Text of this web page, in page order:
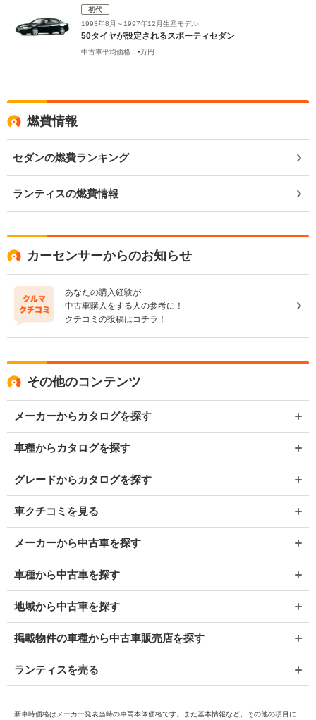
初代
1993年8月～1997年12月生産モデル
50タイヤが設定されるスポーティセダン
中古車平均価格： -万円
燃費情報
セダンの燃費ランキング
ランティスの燃費情報
カーセンサーからのお知らせ
あなたの購入経験が
中古車購入をする人の参考に！
クチコミの投稿はコチラ！
その他のコンテンツ
メーカーからカタログを探す
車種からカタログを探す
グレードからカタログを探す
車クチコミを見る
メーカーから中古車を探す
車種から中古車を探す
地域から中古車を探す
掲載物件の車種から中古車販売店を探す
ランティスを売る
新車時価格はメーカー発表当時の車両本体価格です。また基本情報など、その他の項目に